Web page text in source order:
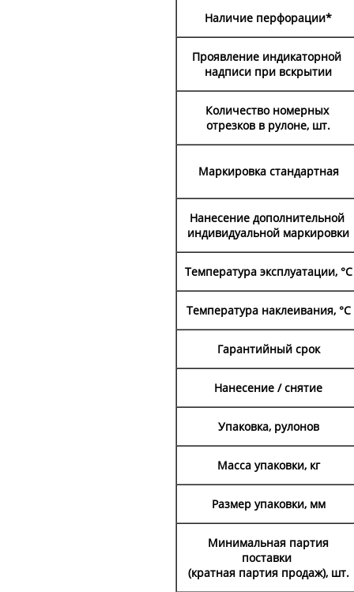
Наличие перфорации*
Проявление индикаторной
надписи при вскрытии
Количество номерных
отрезков в рулоне, шт.
Маркировка стандартная
Нанесение дополнительной
индивидуальной маркировки
Температура эксплуатации, °С
Температура наклеивания, °С
Гарантийный срок
Нанесение / снятие
Упаковка, рулонов
Масса упаковки, кг
Размер упаковки, мм
Минимальная партия
поставки
(кратная партия продаж), шт.